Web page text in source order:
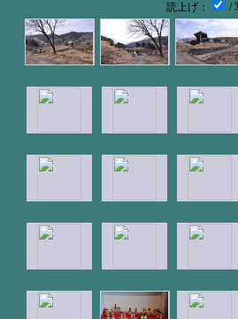
読上げ： /